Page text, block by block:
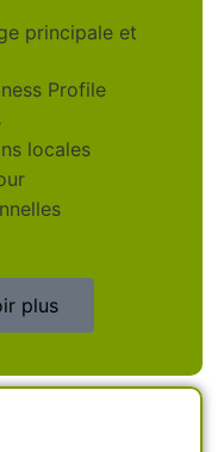
principale et
Profile
locales
plus